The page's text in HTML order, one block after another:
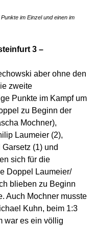
im Einzel und einen im
3 –
aber ohne den
zweite
Punkte im Kampf um
zu Beginn der
Mochner),
Laumeier (2),
(1) und
sich für die
Doppel Laumeier/
blieben zu Beginn
Auch Mochner musste
Kuhn, beim 1:3
war es ein völlig